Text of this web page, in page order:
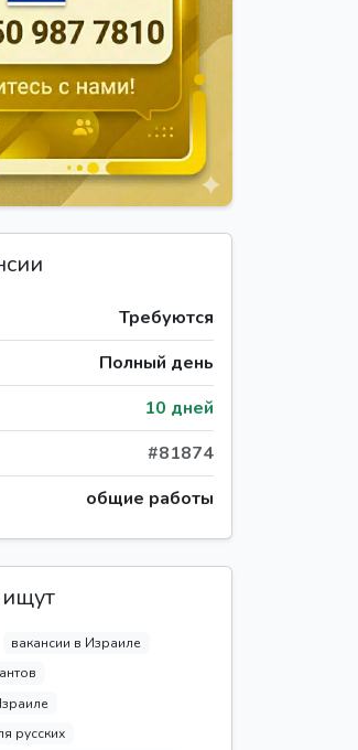
Требуются
Полный день
10 дней
#81874
общие работы
вакансии в Израиле
русских